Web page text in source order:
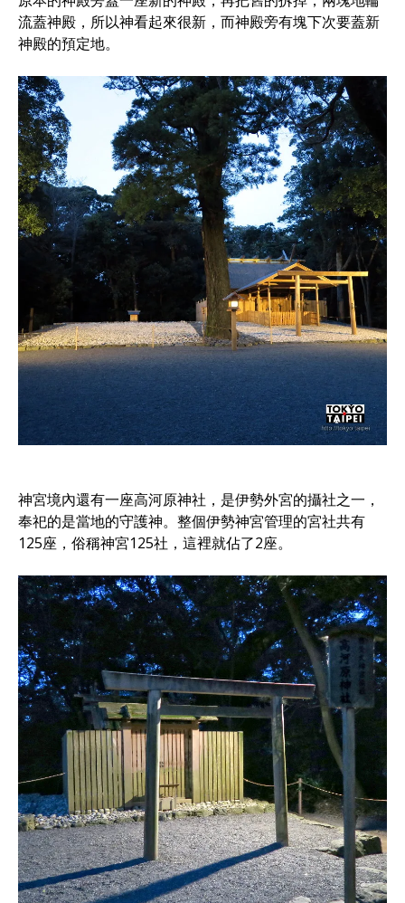
流蓋神殿，所以神看起來很新，而神殿旁有塊下次要蓋新
神殿的預定地。
神宮境內還有一座高河原神社，是伊勢外宮的攝社之一，
奉祀的是當地的守護神。整個伊勢神宮管理的宮社共有
125座，俗稱神宮125社，這裡就佔了2座。